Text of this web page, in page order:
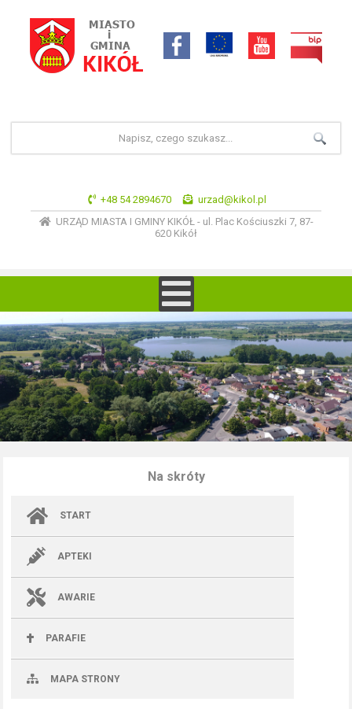
+48 54 2894670
urzad@kikol.pl
URZĄD MIASTA I GMINY KIKÓŁ - ul. Plac Kościuszki 7, 87-
620 Kikół
Na skróty
START
APTEKI
AWARIE
PARAFIE
MAPA STRONY